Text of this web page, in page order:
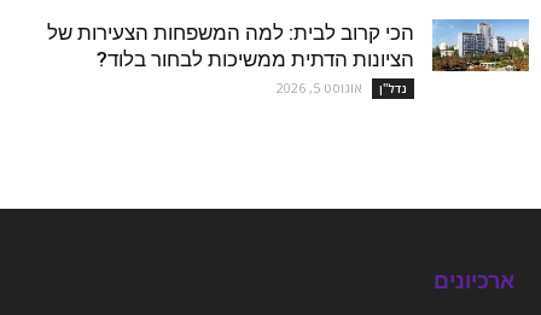
הכי קרוב לבית: למה המשפחות הצעירות של
הציונות הדתית ממשיכות לבחור בלוד?
נדל''ן אוגוסט 5, 2026
ארכיונים